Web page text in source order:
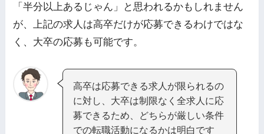
「半分以上あるじゃん」と思われるかもしれません
が、上記の求人は高卒だけが応募できるわけではな
く、大卒の応募も可能です。
高卒は応募できる求人が限られるの
に対し、大卒は制限なく全求人に応
募できるため、どちらが厳しい条件
での転職活動になるかは明白です